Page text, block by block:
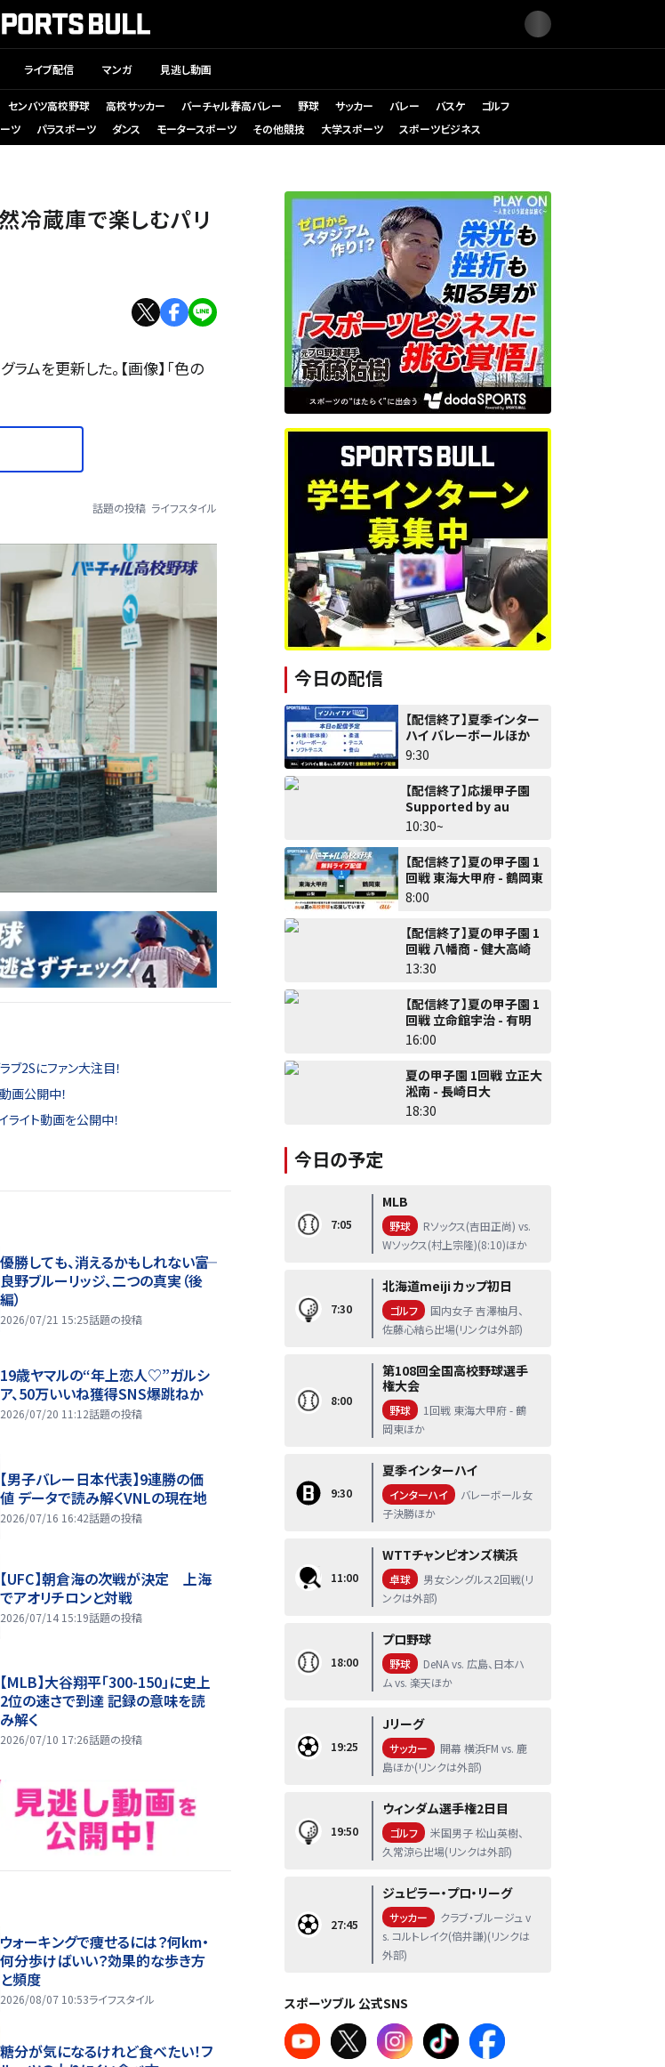
ライブ配信 マンガ 見逃し動画
センバツ高校野球 高校サッカー バーチャル春高バレー 野球 サッカー バレー バスケ
ゴルフ
ツ パラスポーツ ダンス モータースポーツ その他競技 大学スポーツ スポーツビジネス
冷蔵庫で楽しむパリ
ムを更新した。【画像】「色の
話題の投稿 ライフスタイル
2Sにファン大注目！
画公開中！
イト動画を公開中！
優勝しても、消えるかもしれない――富
良野ブルーリッジ、二つの真実（後
編）
2026/07/21 15:25話題の投稿
19歳ヤマルの“年上恋人♡”ガルシ
ア、50万いいね獲得SNS爆跳ねか
2026/07/20 11:12話題の投稿
【男子バレー日本代表】9連勝の価
値 データで読み解くVNLの現在地
2026/07/16 16:42話題の投稿
【UFC】朝倉海の次戦が決定 上海
でアオリチロンと対戦
2026/07/14 15:19話題の投稿
【MLB】大谷翔平「300-150」に史上
2位の速さで到達 記録の意味を読
み解く
2026/07/10 17:26話題の投稿
ウォーキングで痩せるには？何km・
何分歩けばいい？効果的な歩き方
と頻度
2026/08/07 10:53ライフスタイル
糖分が気になるけれど食べたい！フ
今日の配信
【配信終了】夏季インター
ハイ バレーボールほか
9:30
【配信終了】応援甲子園
Supported by au
10:30~
【配信終了】夏の甲子園 1
回戦 東海大甲府 - 鶴岡東
8:00
【配信終了】夏の甲子園 1
回戦 八幡商 - 健大高崎
13:30
【配信終了】夏の甲子園 1
回戦 立命館宇治 - 有明
16:00
夏の甲子園 1回戦 立正大
淞南 - 長崎日大
18:30
今日の予定
7:05
MLB
野球
Rソックス(吉田正尚) vs.
Wソックス(村上宗隆)(8:10)ほか
7:30
北海道meiji カップ初日
ゴルフ
国内女子 吉澤柚月、
佐藤心結ら出場(リンクは外部)
8:00
第108回全国高校野球選手
権大会
野球
1回戦 東海大甲府 - 鶴
岡東ほか
9:30
夏季インターハイ
インターハイ
バレーボール女
子決勝ほか
11:00
WTTチャンピオンズ横浜
卓球
男女シングルス2回戦(リ
ンクは外部)
18:00
プロ野球
野球
DeNA vs. 広島、日本ハ
ム vs. 楽天ほか
19:25
Jリーグ
サッカー
開幕 横浜FM vs. 鹿
島ほか(リンクは外部)
19:50
ウィンダム選手権2日目
ゴルフ
米国男子 松山英樹、
久常涼ら出場(リンクは外部)
27:45
ジュピラー・プロ・リーグ
サッカー
クラブ・ブルージュ v
s. コルトレイク(倍井謙)(リンクは
外部)
スポーツブル 公式SNS